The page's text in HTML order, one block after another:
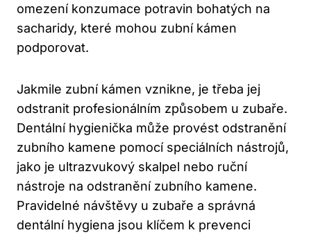
omezení konzumace potravin bohatých na
sacharidy, které mohou zubní kámen
podporovat.
Jakmile zubní kámen vznikne, je třeba jej
odstranit profesionálním způsobem u zubaře.
Dentální hygienička může provést odstranění
zubního kamene pomocí speciálních nástrojů,
jako je ultrazvukový skalpel nebo ruční
nástroje na odstranění zubního kamene.
Pravidelné návštěvy u zubaře a správná
dentální hygiena jsou klíčem k prevenci